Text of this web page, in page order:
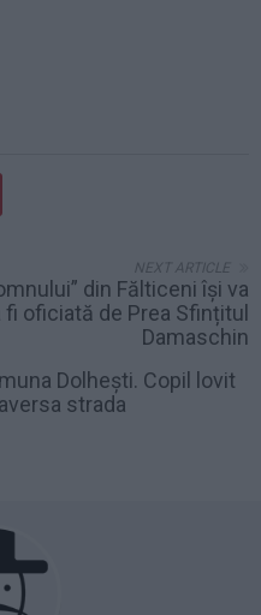
NEXT ARTICLE
din Fălticeni își va
oficiată de Prea Sfințitul
Damaschin
Dolhești. Copil lovit
strada